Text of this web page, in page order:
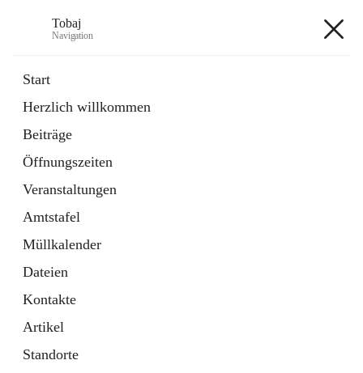
Tobaj
Navigation
Start
Herzlich willkommen
Beiträge
Öffnungszeiten
Veranstaltungen
Amtstafel
Müllkalender
Dateien
Kontakte
Artikel
Standorte
Externe Webseite
in
Tab
Formulare
2 Schnellzugriffe